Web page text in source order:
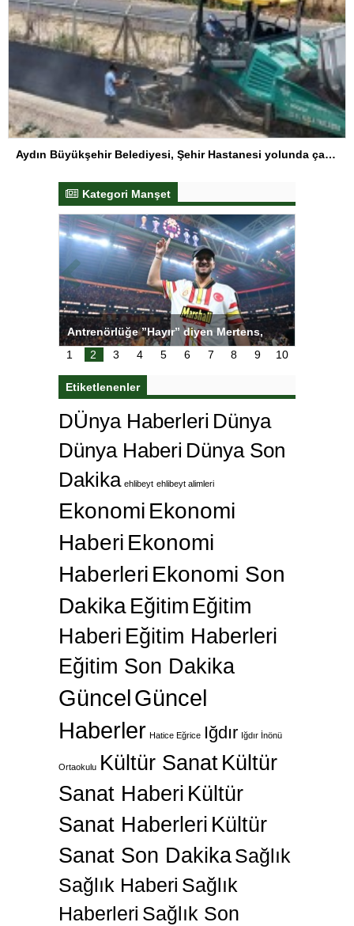
Aydın Büyükşehir Belediyesi, Şehir Hastanesi yolunda çalışmalarını sürdürüyor
Kategori Manşet
Antrenörlüğe ”Hayır” diyen Mertens,
Galatasaray’dan bakın ne istedi
1
2 3 4 5 6 7 8 9 10
Etiketlenenler
DÜnya Haberleri Dünya
Dünya Haberi Dünya Son
Dakika ehlibeyt ehlibeyt alimleri
Ekonomi Ekonomi
Haberi Ekonomi
Haberleri Ekonomi Son
Dakika Eğitim Eğitim
Haberi Eğitim Haberleri
Eğitim Son Dakika
GüncelGüncel
Haberler Hatice Eğrice Iğdır Iğdır İnönü
Ortaokulu Kültür SanatKültür
Sanat Haberi Kültür
Sanat Haberleri Kültür
Sanat Son DakikaSağlık
Sağlık Haberi Sağlık
Haberleri Sağlık Son